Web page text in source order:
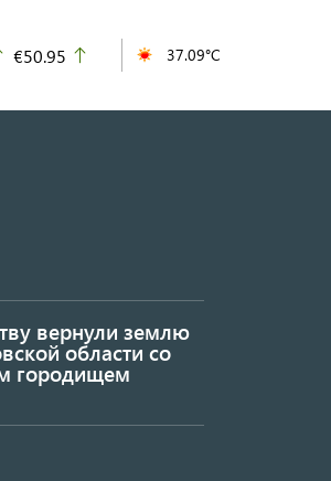
up
€50.95 37.09°C
вернули землю
области со
городищем